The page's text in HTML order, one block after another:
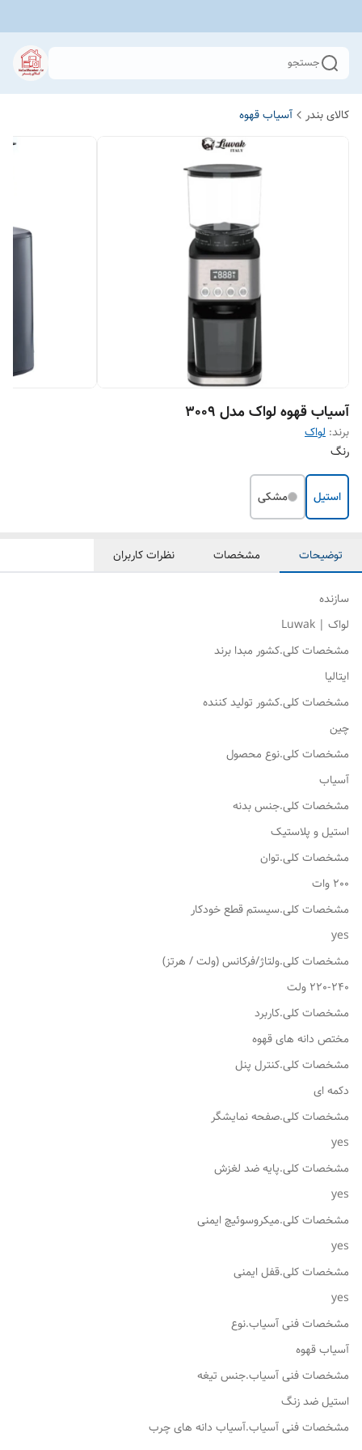
جستجو
کالای بندر آسیاب قهوه
آسیاب قهوه لواک مدل 3009
برند: لواک
رنگ
استیل مشکی
توضیحات مشخصات نظرات کاربران
سازنده
لواک | Luwak
مشخصات کلی.کشور مبدا برند
ایتالیا
مشخصات کلی.کشور تولید کننده
چین
مشخصات کلی.نوع محصول
آسیاب
مشخصات کلی.جنس بدنه
استیل و پلاستیک
مشخصات کلی.توان
200 وات
مشخصات کلی.سیستم قطع خودکار
yes
مشخصات کلی.ولتاژ/فرکانس (ولت / هرتز)
220-240 ولت
مشخصات کلی.کاربرد
مختص دانه های قهوه
مشخصات کلی.کنترل پنل
دکمه ای
مشخصات کلی.صفحه نمایشگر
yes
مشخصات کلی.پایه ضد لغزش
yes
مشخصات کلی.میکروسوئیچ ایمنی
yes
مشخصات کلی.قفل ایمنی
yes
مشخصات فنی آسیاب.نوع
آسیاب قهوه
مشخصات فنی آسیاب.جنس تیغه
استیل ضد زنگ
مشخصات فنی آسیاب.آسیاب دانه های چرب